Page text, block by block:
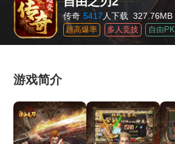
传奇 5417 人下载 327.76MB
超高爆率 多人竞技 自由PK
游戏简介